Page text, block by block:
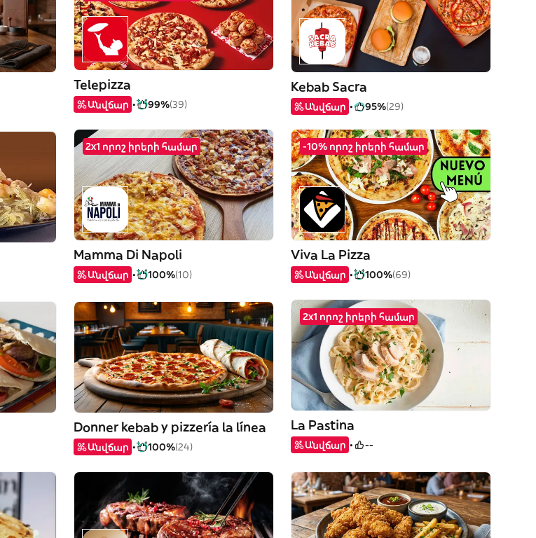
Telepizza
Անվճար 99%(39)
Kebab Sacra
Անվճար 95%(29)
2x1 որոշ իրերի համար
Mamma Di Napoli
Անվճար 100%(10)
-10% որոշ իրերի համար
Viva La Pizza
Անվճար 100%(69)
Donner kebab y pizzería la línea
Անվճար 100%(24)
2x1 որոշ իրերի համար
La Pastina
Անվճար --